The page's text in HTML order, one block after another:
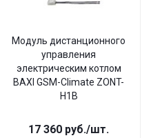
Модуль дистанционного
управления
электрическим котлом
BAXI GSM-Climate ZONT-
H1B
17 360 руб./шт.